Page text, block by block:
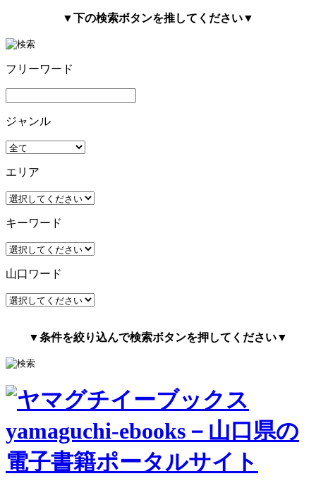
▼下の検索ボタンを推してください▼
フリーワード
ジャンル
エリア
キーワード
山口ワード
▼条件を絞り込んで検索ボタンを押してください▼